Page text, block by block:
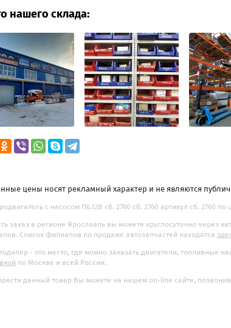
нашего склада:
цены носят рекламный характер и не являются
с насосом П6.12В сб. 2760 сб. 2760 артикул сб. 2760
заказ в регионе Ярославль вы можете круглосуточно через
Список филиалов по продаже автозапчастей находятся
- это место, где можно заказать двигатели, топливные
по Москве и всей России.
данный товар Вы можете на нашем on-line сайте,